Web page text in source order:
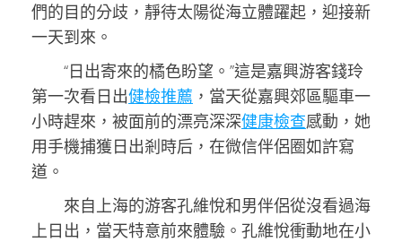
們的目的分歧，靜待太陽從海立體躍起，迎接新
一天到來。
“日出寄來的橘色盼望。”這是嘉興游客錢玲
第一次看日出健檢推薦 ，當天從嘉興郊區驅車一
小時趕來，被面前的漂亮深深健康檢查感動，她
用手機捕獲日出剎時后，在微信伴侶圈如許寫
道。
來自上海的游客孔維悅和男伴侶從沒看過海
上日出，當天特意前來體驗。孔維悅衝動地在小